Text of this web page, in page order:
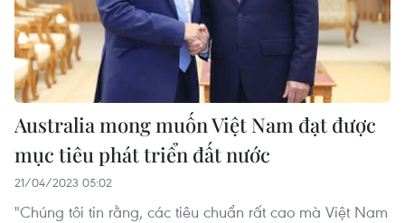
Australia mong muốn Việt Nam đạt được
mục tiêu phát triển đất nước
21/04/2023 05:02
"Chúng tôi tin rằng, các tiêu chuẩn rất cao mà Việt Nam